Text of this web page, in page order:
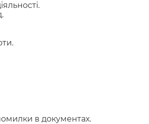
в документах.